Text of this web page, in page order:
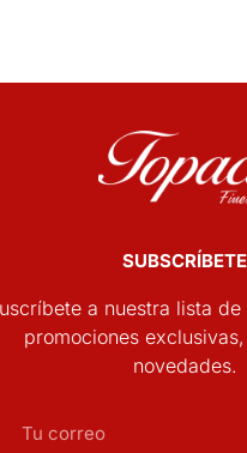
SUBSCRÍBETE
a nuestra lista
promociones
novedades.